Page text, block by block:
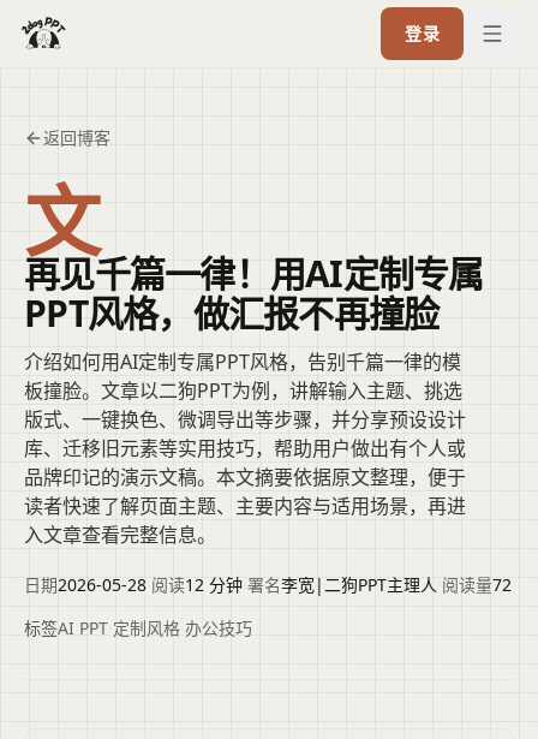
登录
返回博客
文
再见千篇一律！用AI定制专属
PPT风格，做汇报不再撞脸
介绍如何用AI定制专属PPT风格，告别千篇一律的模
板撞脸。文章以二狗PPT为例，讲解输入主题、挑选
版式、一键换色、微调导出等步骤，并分享预设设计
库、迁移旧元素等实用技巧，帮助用户做出有个人或
品牌印记的演示文稿。本文摘要依据原文整理，便于
读者快速了解页面主题、主要内容与适用场景，再进
入文章查看完整信息。
日期2026-05-28 阅读12 分钟 署名李宽|二狗PPT主理人 阅读量72
标签AI PPT 定制风格 办公技巧